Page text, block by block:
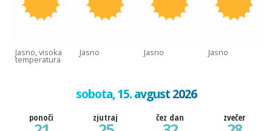
Jasno, visoka
temperatura
Jasno Jasno Jasno
sobota, 15. avgust 2026
ponoči zjutraj čez dan zvečer